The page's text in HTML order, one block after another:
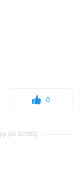
0
(id: 82083)